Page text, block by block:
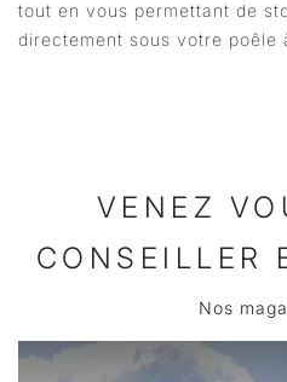
tout en vous permettant de
directement sous votre poêle
VENEZ
CONSEILLER
Nos